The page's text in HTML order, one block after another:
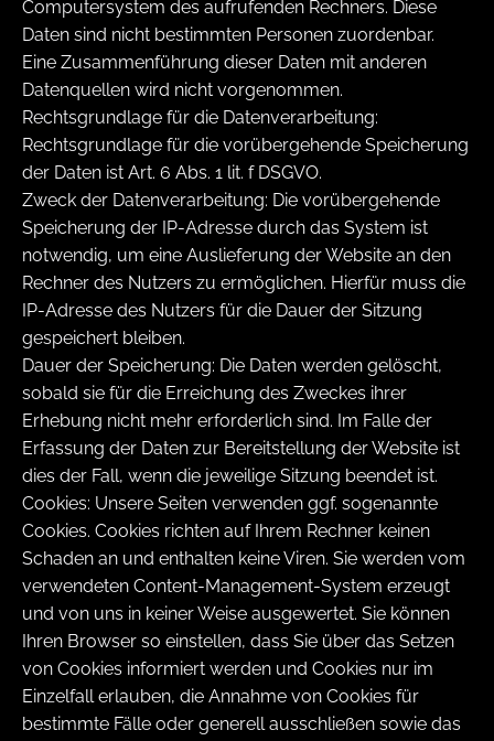
Computersystem des aufrufenden Rechners. Diese
Daten sind nicht bestimmten Personen zuordenbar.
Eine Zusammenführung dieser Daten mit anderen
Datenquellen wird nicht vorgenommen.
Rechtsgrundlage für die Datenverarbeitung:
Rechtsgrundlage für die vorübergehende Speicherung
der Daten ist Art. 6 Abs. 1 lit. f DSGVO.
Zweck der Datenverarbeitung: Die vorübergehende
Speicherung der IP-Adresse durch das System ist
notwendig, um eine Auslieferung der Website an den
Rechner des Nutzers zu ermöglichen. Hierfür muss die
IP-Adresse des Nutzers für die Dauer der Sitzung
gespeichert bleiben.
Dauer der Speicherung: Die Daten werden gelöscht,
sobald sie für die Erreichung des Zweckes ihrer
Erhebung nicht mehr erforderlich sind. Im Falle der
Erfassung der Daten zur Bereitstellung der Website ist
dies der Fall, wenn die jeweilige Sitzung beendet ist.
Cookies: Unsere Seiten verwenden ggf. sogenannte
Cookies. Cookies richten auf Ihrem Rechner keinen
Schaden an und enthalten keine Viren. Sie werden vom
verwendeten Content-Management-System erzeugt
und von uns in keiner Weise ausgewertet. Sie können
Ihren Browser so einstellen, dass Sie über das Setzen
von Cookies informiert werden und Cookies nur im
Einzelfall erlauben, die Annahme von Cookies für
bestimmte Fälle oder generell ausschließen sowie das